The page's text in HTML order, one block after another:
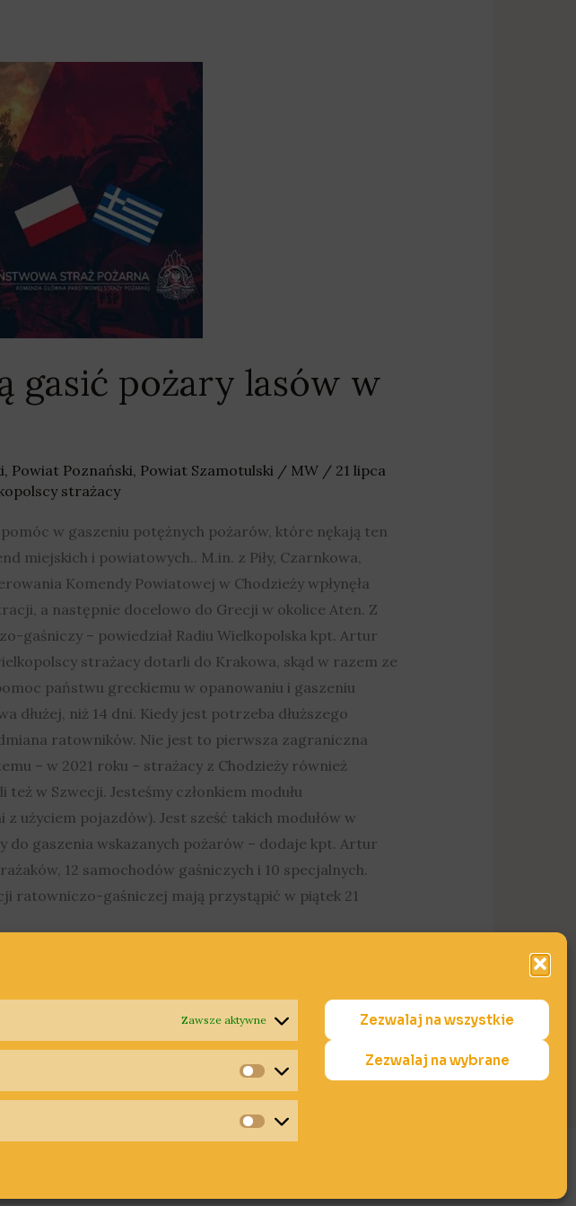
Zawsze aktywne
Statystyki
Zezwalaj na wszystkie
Zezwalaj na wybrane
gasić pożary lasów w
, Powiat Poznański, Powiat Szamotulski / MW / 21 lipca
strażacy
w gaszeniu potężnych pożarów, które nękają ten
miejskich i powiatowych.. M.in. z Piły, Czarnkowa,
Komendy Powiatowej w Chodzieży wpłynęła
a następnie docelowo do Grecji w okolice Aten. Z
gaśniczy – powiedział Radiu Wielkopolska kpt. Artur
strażacy dotarli do Krakowa, skąd w razem ze
państwu greckiemu w opanowaniu i gaszeniu
niż 14 dni. Kiedy jest potrzeba dłuższego
ratowników. Nie jest to pierwsza zagraniczna
– w 2021 roku – strażacy z Chodzieży również
w Szwecji. Jesteśmy członkiem modułu
użyciem pojazdów). Jest sześć takich modułów w
gaszenia wskazanych pożarów – dodaje kpt. Artur
12 samochodów gaśniczych i 10 specjalnych.
ratowniczo-gaśniczej mają przystąpić w piątek 21